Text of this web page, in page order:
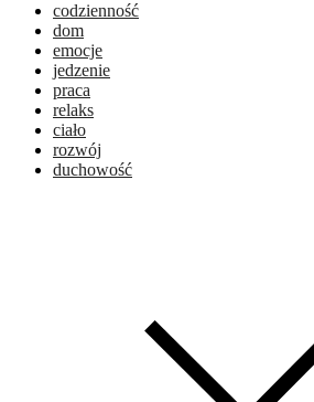
codzienność
dom
emocje
jedzenie
praca
relaks
ciało
rozwój
duchowość